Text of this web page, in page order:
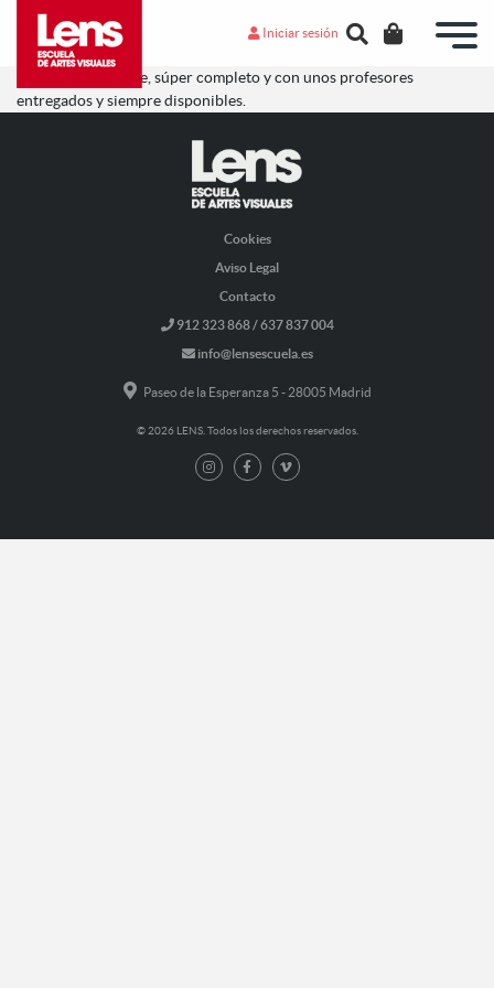
Iniciar sesión
Muy recomendable, súper completo y con unos profesores
entregados y siempre disponibles.
Cookies
Aviso Legal
Contacto
912 323 868 / 637 837 004
info@lensescuela.es
Paseo de la Esperanza 5 - 28005 Madrid
© 2026 LENS. Todos los derechos reservados.